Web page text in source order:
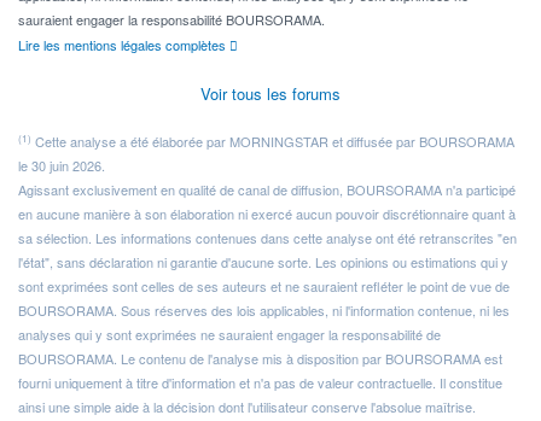
sauraient engager la responsabilité BOURSORAMA.
Lire les mentions légales complètes
Voir tous les forums
(1) Cette analyse a été élaborée par MORNINGSTAR et diffusée par BOURSORAMA
le 30 juin 2026.
Agissant exclusivement en qualité de canal de diffusion, BOURSORAMA n'a participé
en aucune manière à son élaboration ni exercé aucun pouvoir discrétionnaire quant à
sa sélection. Les informations contenues dans cette analyse ont été retranscrites "en
l'état", sans déclaration ni garantie d'aucune sorte. Les opinions ou estimations qui y
sont exprimées sont celles de ses auteurs et ne sauraient refléter le point de vue de
BOURSORAMA. Sous réserves des lois applicables, ni l'information contenue, ni les
analyses qui y sont exprimées ne sauraient engager la responsabilité de
BOURSORAMA. Le contenu de l'analyse mis à disposition par BOURSORAMA est
fourni uniquement à titre d'information et n'a pas de valeur contractuelle. Il constitue
ainsi une simple aide à la décision dont l'utilisateur conserve l'absolue maîtrise.